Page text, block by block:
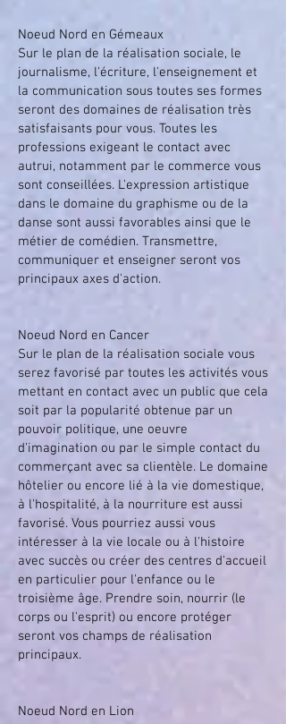
Noeud Nord en Gémeaux
Sur le plan de la réalisation sociale, le
journalisme, l'écriture, l'enseignement et
la communication sous toutes ses formes
seront des domaines de réalisation très
satisfaisants pour vous. Toutes les
professions exigeant le contact avec
autrui, notamment par le commerce vous
sont conseillées. L'expression artistique
dans le domaine du graphisme ou de la
danse sont aussi favorables ainsi que le
métier de comédien. Transmettre,
communiquer et enseigner seront vos
principaux axes d'action.
Noeud Nord en Cancer
Sur le plan de la réalisation sociale vous
serez favorisé par toutes les activités vous
mettant en contact avec un public que cela
soit par la popularité obtenue par un
pouvoir politique, une oeuvre
d'imagination ou par le simple contact du
commerçant avec sa clientèle. Le domaine
hôtelier ou encore lié à la vie domestique,
à l'hospitalité, à la nourriture est aussi
favorisé. Vous pourriez aussi vous
intéresser à la vie locale ou à l'histoire
avec succès ou créer des centres d'accueil
en particulier pour l'enfance ou le
troisième âge. Prendre soin, nourrir (le
corps ou l'esprit) ou encore protéger
seront vos champs de réalisation
principaux.
Noeud Nord en Lion